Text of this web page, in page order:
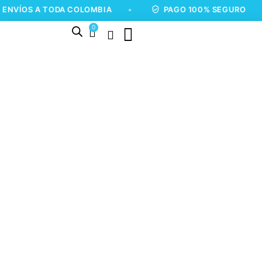
A TODA COLOMBIA • PAGO 100% SEGURO •
0